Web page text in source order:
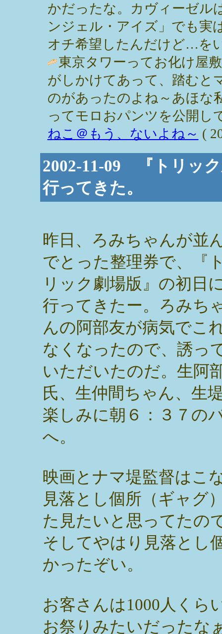
かだったな。カヴィーゼル
ンジェル・アイズ」でも実
オチ希望したんだけど…を
東京タワーってお化け屋
がしかけてあって、踏むと
のがあったのよね～あほな
ってモロおパンツを公開し
ねこ＠もう、ないよね～ (
2002-11-09 『トリッ
行ってきた。
昨日、ろみちゃんが並
でとった整理券で、『
リック劇場版』の初日
行ってきたー。ろみち
んの阿部友が病気でこ
なくなったので、誘っ
いただいたのだ。生阿
氏、生仲間ちゃん、生
楽しみに朝６：３７の
へ。
映画とナマ堤監督はこ
見落とし個所（ギャグ
た見たいと思ってたの
そしてやはり見落とし
かったぞい。
お客さんは1000人くら
お祭りみたいだったな